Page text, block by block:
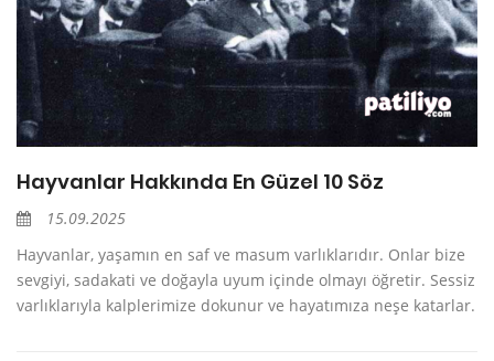
Hayvanlar Hakkında En Güzel 10 Söz
15.09.2025
Hayvanlar, yaşamın en saf ve masum varlıklarıdır. Onlar bize
sevgiyi, sadakati ve doğayla uyum içinde olmayı öğretir. Sessiz
varlıklarıyla kalplerimize dokunur ve hayatımıza neşe katarlar.